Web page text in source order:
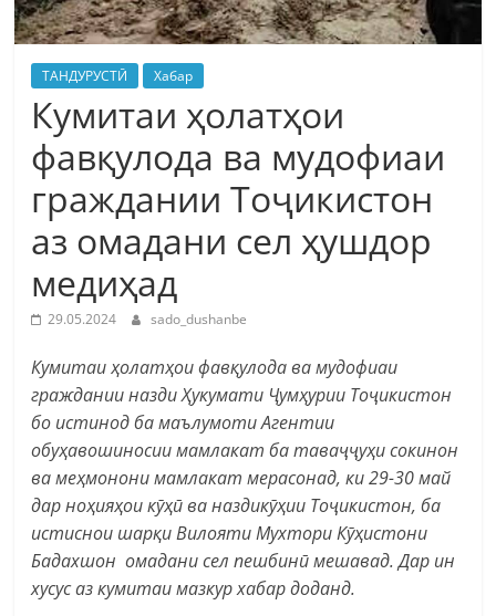
ТАНДУРУСТӢ Хабар
Кумитаи ҳолатҳои
фавқулода ва мудофиаи
граждании Тоҷикистон
аз омадани сел ҳушдор
медиҳад
29.05.2024 sado_dushanbe
Кумитаи ҳолатҳои фавқулода ва мудофиаи
граждании назди Ҳукумати Ҷумҳурии Тоҷикистон
бо истинод ба маълумоти Агентии
обуҳавошиносии мамлакат ба таваҷҷуҳи сокинон
ва меҳмонони мамлакат мерасонад, ки 29-30 май
дар ноҳияҳои кӯҳӣ ва наздикӯҳии Тоҷикистон, ба
истиснои шарқи Вилояти Мухтори Кӯҳистони
Бадахшон омадани сел пешбинӣ мешавад. Дар ин
хусус аз кумитаи мазкур хабар доданд.